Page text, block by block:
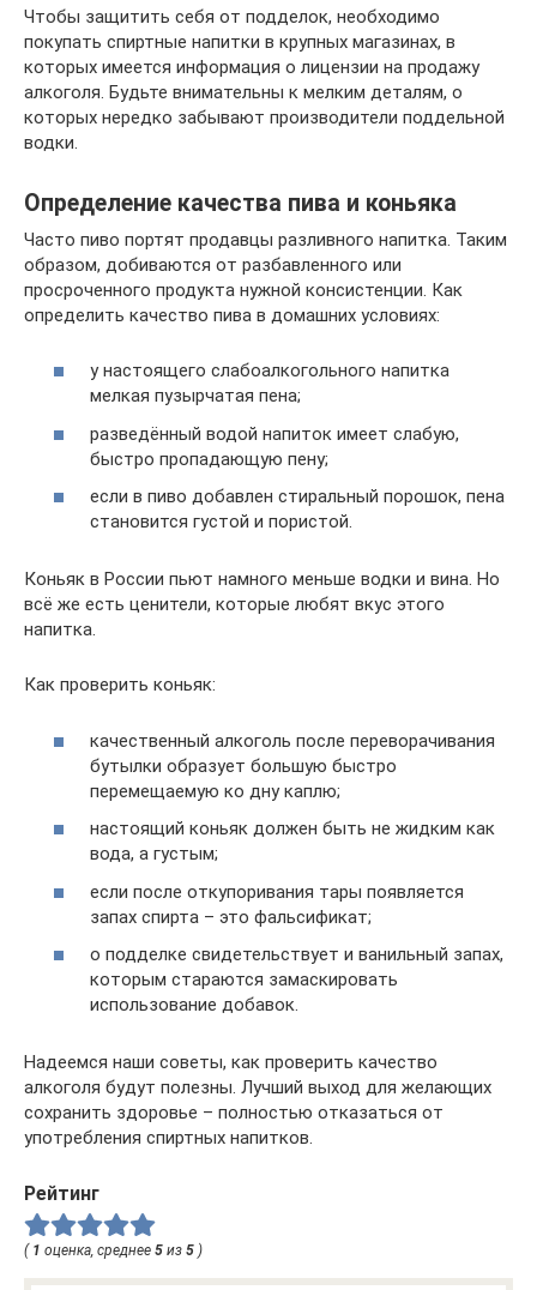
Чтобы защитить себя от подделок, необходимо
покупать спиртные напитки в крупных магазинах, в
которых имеется информация о лицензии на продажу
алкоголя. Будьте внимательны к мелким деталям, о
которых нередко забывают производители поддельной
водки.
Определение качества пива и коньяка
Часто пиво портят продавцы разливного напитка. Таким
образом, добиваются от разбавленного или
просроченного продукта нужной консистенции. Как
определить качество пива в домашних условиях:
у настоящего слабоалкогольного напитка
мелкая пузырчатая пена;
разведённый водой напиток имеет слабую,
быстро пропадающую пену;
если в пиво добавлен стиральный порошок, пена
становится густой и пористой.
Коньяк в России пьют намного меньше водки и вина. Но
всё же есть ценители, которые любят вкус этого
напитка.
Как проверить коньяк:
качественный алкоголь после переворачивания
бутылки образует большую быстро
перемещаемую ко дну каплю;
настоящий коньяк должен быть не жидким как
вода, а густым;
если после откупоривания тары появляется
запах спирта – это фальсификат;
о подделке свидетельствует и ванильный запах,
которым стараются замаскировать
использование добавок.
Надеемся наши советы, как проверить качество
алкоголя будут полезны. Лучший выход для желающих
сохранить здоровье – полностью отказаться от
употребления спиртных напитков.
Рейтинг
( 1 оценка, среднее 5 из 5 )